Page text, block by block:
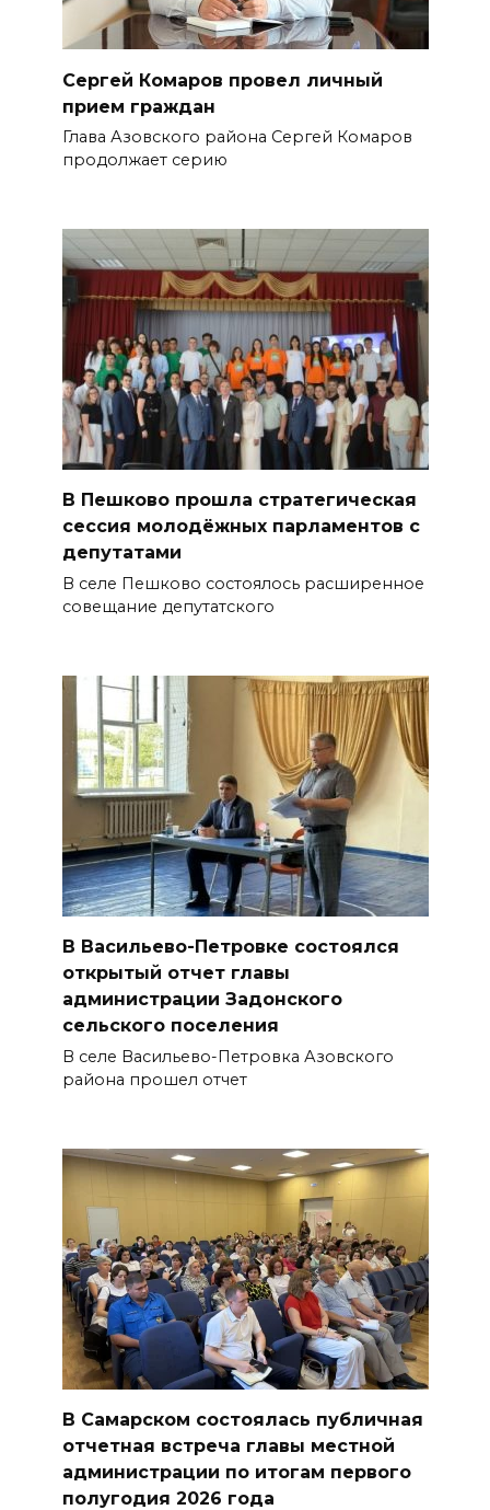
Сергей Комаров провел личный
прием граждан
Глава Азовского района Сергей Комаров
продолжает серию
В Пешково прошла стратегическая
сессия молодёжных парламентов с
депутатами
В селе Пешково состоялось расширенное
совещание депутатского
В Васильево-Петровке состоялся
открытый отчет главы
администрации Задонского
сельского поселения
В селе Васильево-Петровка Азовского
района прошел отчет
В Самарском состоялась публичная
отчетная встреча главы местной
администрации по итогам первого
полугодия 2026 года